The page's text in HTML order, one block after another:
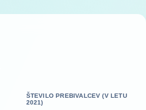
ŠTEVILO PREBIVALCEV (V LETU
2021)